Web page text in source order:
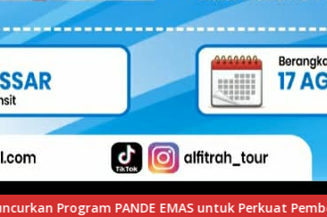
Perkuat Pemberdayaan Masyarakat